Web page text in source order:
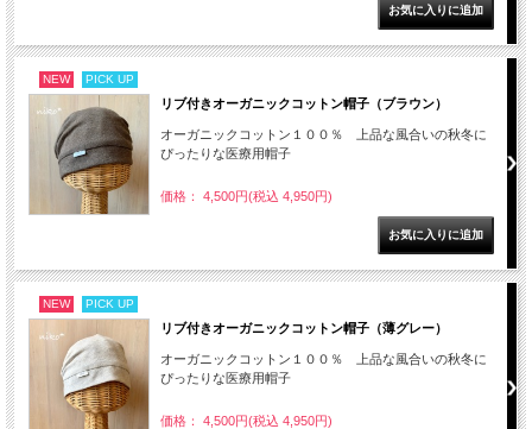
NEW PICK UP
リブ付きオーガニックコットン帽子（ブラウン）
オーガニックコットン１００％ 上品な風合いの秋冬に
ぴったりな医療用帽子
価格： 4,500円(税込 4,950円)
NEW PICK UP
リブ付きオーガニックコットン帽子（薄グレー）
オーガニックコットン１００％ 上品な風合いの秋冬に
ぴったりな医療用帽子
価格： 4,500円(税込 4,950円)